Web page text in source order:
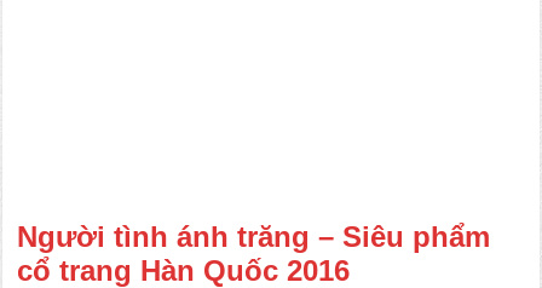
Người tình ánh trăng – Siêu phẩm
cổ trang Hàn Quốc 2016